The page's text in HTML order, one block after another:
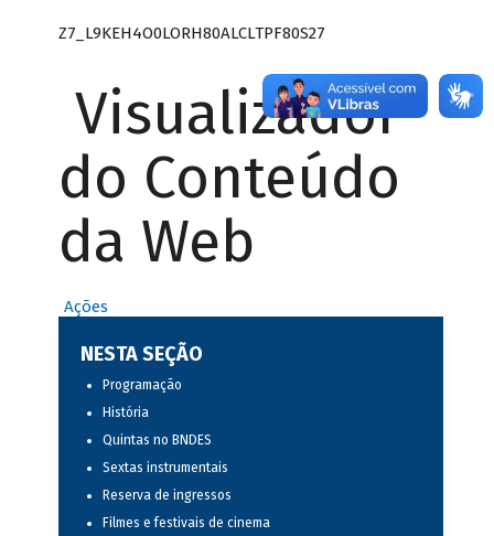
Z7_L9KEH4O0LORH80ALCLTPF80S27
Visualizador
do Conteúdo
da Web
Ações
NESTA SEÇÃO
Programação
História
Quintas no BNDES
Sextas instrumentais
Reserva de ingressos
Filmes e festivais de cinema